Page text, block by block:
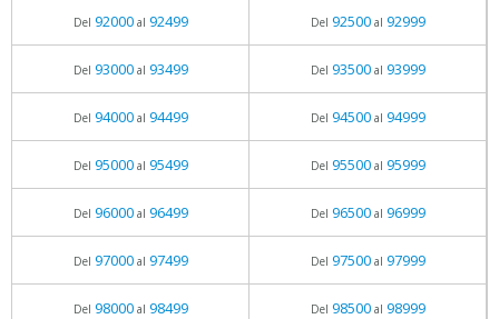
Del 92000al 92499 Del 92500al 92999
Del 93000al 93499 Del 93500al 93999
Del 94000al 94499 Del 94500al 94999
Del 95000al 95499 Del 95500al 95999
Del 96000al 96499 Del 96500al 96999
Del 97000al 97499 Del 97500al 97999
Del 98000al 98499 Del 98500al 98999